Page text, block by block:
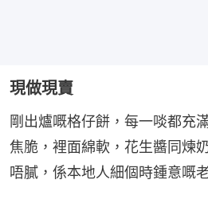
現做現賣
剛出爐嘅格仔餅，每一啖都充
焦脆，裡面綿軟，花生醬同煉
唔膩，係本地人細個時鍾意嘅